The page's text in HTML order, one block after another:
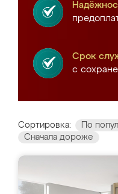
Срок
с
Сортировка: По
Сначала дороже